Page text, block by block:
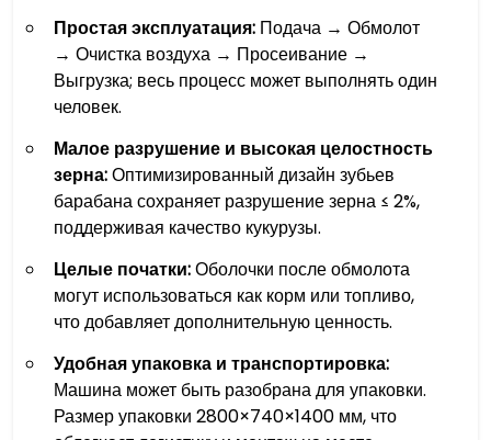
Простая эксплуатация: Подача → Обмолот
→ Очистка воздуха → Просеивание →
Выгрузка; весь процесс может выполнять один
человек.
Малое разрушение и высокая целостность
зерна:Оптимизированный дизайн зубьев
барабана сохраняет разрушение зерна ≤ 2%,
поддерживая качество кукурузы.
Целые початки:Оболочки после обмолота
могут использоваться как корм или топливо,
что добавляет дополнительную ценность.
Удобная упаковка и транспортировка:
Машина может быть разобрана для упаковки.
Размер упаковки 2800×740×1400 мм, что